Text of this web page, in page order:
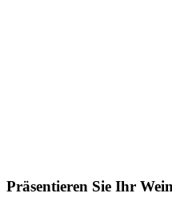
Präsentieren Sie Ihr